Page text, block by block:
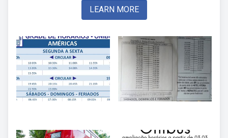
LEARN MORE